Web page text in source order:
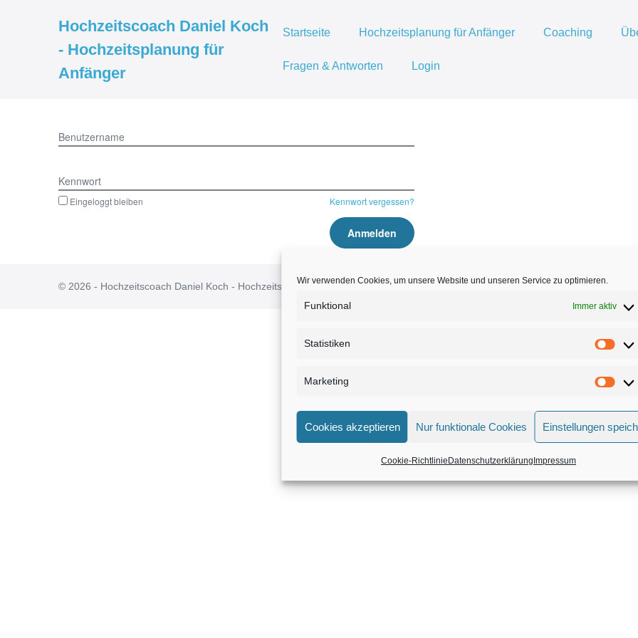
Wir verwenden Cookies, um unsere Website und unseren Service zu optimieren.
Funktional Immer aktiv
Statistiken
Marketing
Cookies akzeptieren Nur funktionale Cookies Einstellungen
Cookie-Richtlinie Datenschutzerklärung Impressum
Hochzeitscoach Daniel Koch
- Hochzeitsplanung für
Anfänger
Startseite Hochzeitsplanung für Anfänger Coaching
Fragen & Antworten Login
Benutzername
Kennwort
Eingeloggt bleiben Kennwort vergessen?
© 2026 - Hochzeitscoach Daniel Koch - Hochzeitsplanung für Anfänger | All rights reserved